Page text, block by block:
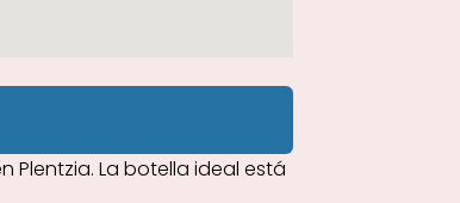
La botella ideal está